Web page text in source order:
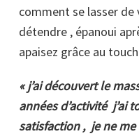
comment se lasser de
détendre , épanoui
apaisez grâce au
« j’ai découvert le
années d’activité j’ai
satisfaction , je ne me